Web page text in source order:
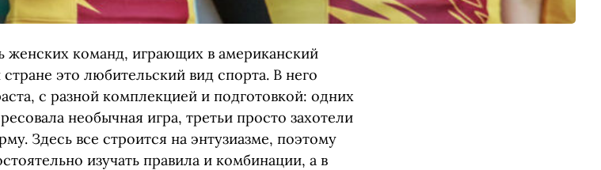
женских команд, играющих в американский
это любительский вид спорта. В него
с разной комплекцией и подготовкой: одних
необычная игра, третьи просто захотели
Здесь все строится на энтузиазме, поэтому
изучать правила и комбинации, а в